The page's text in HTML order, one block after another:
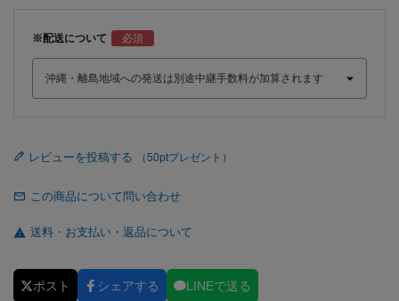
※配送について
レビューを投稿する
この商品について問い合わせ
送料・お支払い・返品について
ポスト シェアする LINEで送る